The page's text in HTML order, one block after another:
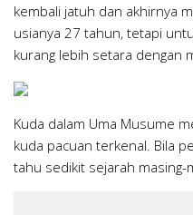
kembali jatuh dan akhirnya
usianya 27 tahun, tetapi
kurang lebih setara dengan
Kuda dalam Uma Musume
kuda pacuan terkenal. Bila
tahu sedikit sejarah masing-